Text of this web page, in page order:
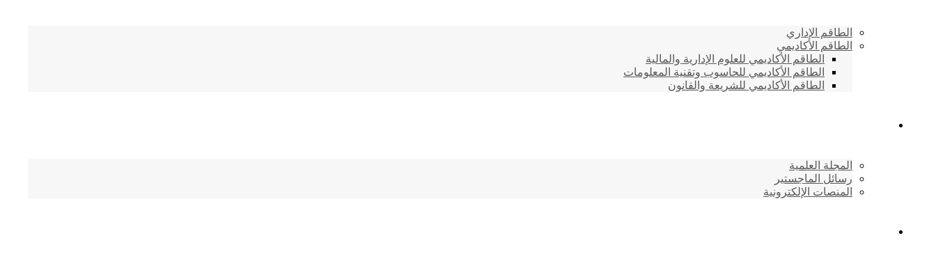
الطاقم الإداري
الطاقم الأكاديمي
الطاقم الأكاديمي للعلوم الإدارية والمالية
الطاقم الأكاديمي للحاسوب وتقنية المعلومات
الطاقم الأكاديمي للشريعة والقانون
المجلة العلمية
رسائل الماجستير
المنصات الإلكترونية